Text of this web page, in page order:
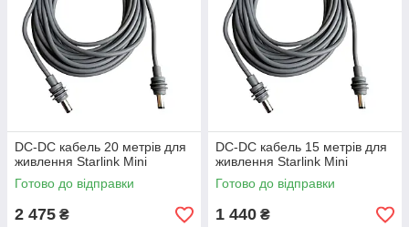
DC-DC кабель 20 метрів для
живлення Starlink Mini
Готово до відправки
2 475 ₴
DC-DC кабель 15 метрів для
живлення Starlink Mini
Готово до відправки
1 440 ₴